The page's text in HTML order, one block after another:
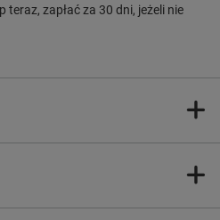
teraz, zapłać za 30 dni, jeżeli nie